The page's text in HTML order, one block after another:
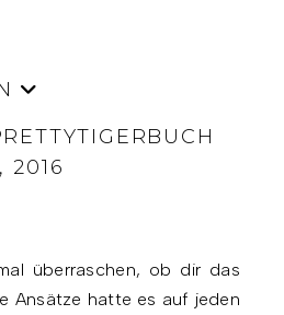
2016
überraschen, ob dir das
Ansätze hatte es auf jeden